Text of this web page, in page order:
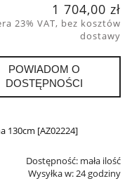
1 704,00 zł
23% VAT, bez kosztów
dostawy
POWIADOM O
DOSTĘPNOŚCI
130cm [AZ02224]
Dostępność: mała ilość
Wysyłka w:24 godziny